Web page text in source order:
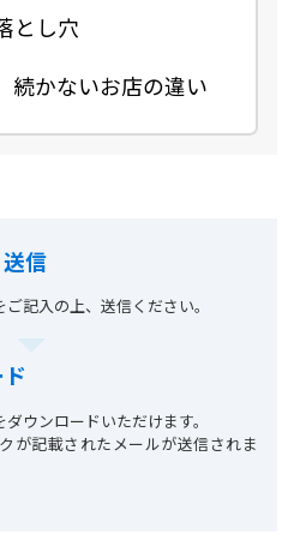
とし穴
続かないお店の違い
信
記入の上、送信ください。
ウンロードいただけます。
が記載されたメールが送信されま